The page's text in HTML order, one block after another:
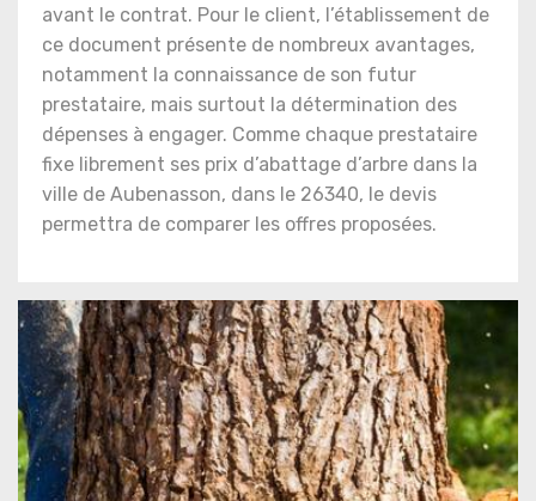
avant le contrat. Pour le client, l’établissement de
ce document présente de nombreux avantages,
notamment la connaissance de son futur
prestataire, mais surtout la détermination des
dépenses à engager. Comme chaque prestataire
fixe librement ses prix d’abattage d’arbre dans la
ville de Aubenasson, dans le 26340, le devis
permettra de comparer les offres proposées.